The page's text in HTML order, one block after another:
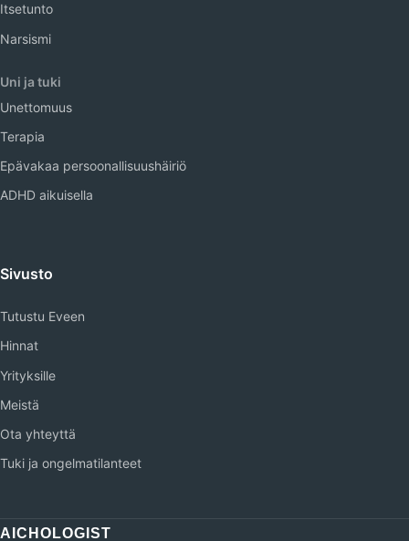
Itsetunto
Narsismi
Uni ja tuki
Unettomuus
Terapia
Epävakaa persoonallisuushäiriö
ADHD aikuisella
Sivusto
Tutustu Eveen
Hinnat
Yrityksille
Meistä
Ota yhteyttä
Tuki ja ongelmatilanteet